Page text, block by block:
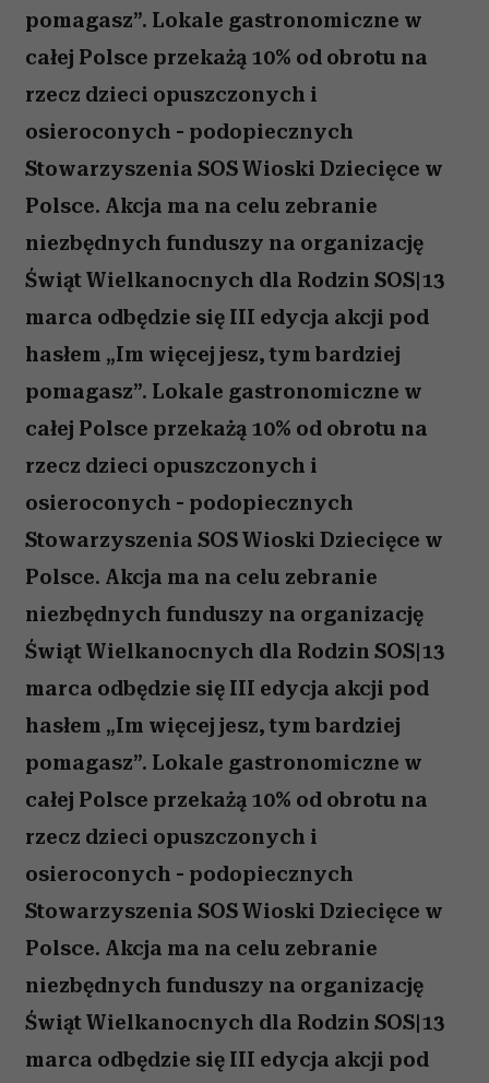
pomagasz”. Lokale gastronomiczne w
całej Polsce przekażą 10% od obrotu na
rzecz dzieci opuszczonych i
osieroconych - podopiecznych
Stowarzyszenia SOS Wioski Dziecięce w
Polsce. Akcja ma na celu zebranie
niezbędnych funduszy na organizację
Świąt Wielkanocnych dla Rodzin SOS|13
marca odbędzie się III edycja akcji pod
hasłem „Im więcej jesz, tym bardziej
pomagasz”. Lokale gastronomiczne w
całej Polsce przekażą 10% od obrotu na
rzecz dzieci opuszczonych i
osieroconych - podopiecznych
Stowarzyszenia SOS Wioski Dziecięce w
Polsce. Akcja ma na celu zebranie
niezbędnych funduszy na organizację
Świąt Wielkanocnych dla Rodzin SOS|13
marca odbędzie się III edycja akcji pod
hasłem „Im więcej jesz, tym bardziej
pomagasz”. Lokale gastronomiczne w
całej Polsce przekażą 10% od obrotu na
rzecz dzieci opuszczonych i
osieroconych - podopiecznych
Stowarzyszenia SOS Wioski Dziecięce w
Polsce. Akcja ma na celu zebranie
niezbędnych funduszy na organizację
Świąt Wielkanocnych dla Rodzin SOS|13
marca odbędzie się III edycja akcji pod